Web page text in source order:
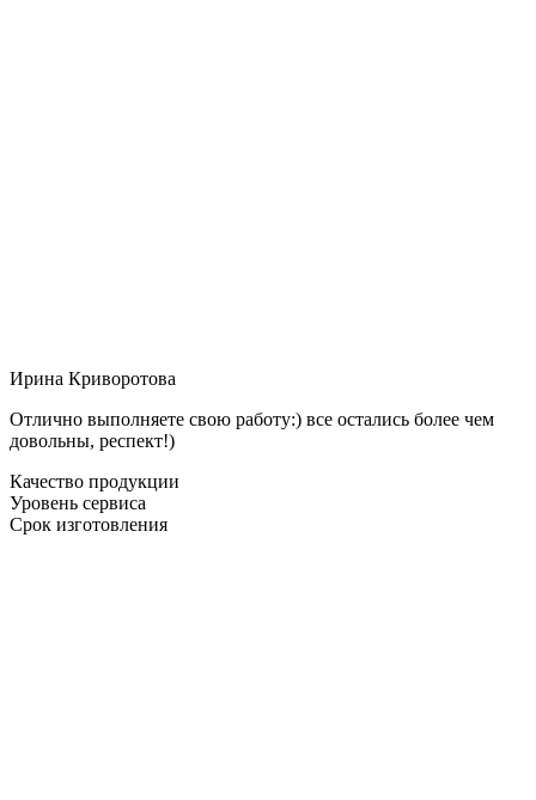
Ирина Криворотова
Отлично выполняете свою работу:) все остались более чем
довольны, респект!)
Качество продукции
Уровень сервиса
Срок изготовления